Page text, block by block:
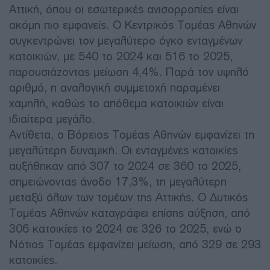
Αττική, όπου οι εσωτερικές ανισορροπίες είναι
ακόμη πιο εμφανείς. Ο Κεντρικός Τομέας Αθηνών
συγκεντρώνει τον μεγαλύτερο όγκο ενταγμένων
κατοικιών, με 540 το 2024 και 516 το 2025,
παρουσιάζοντας μείωση 4,4%. Παρά τον υψηλό
αριθμό, η αναλογική συμμετοχή παραμένει
χαμηλή, καθώς το απόθεμα κατοικιών είναι
ιδιαίτερα μεγάλο.
Αντίθετα, ο Βόρειος Τομέας Αθηνών εμφανίζει τη
μεγαλύτερη δυναμική. Οι ενταγμένες κατοικίες
αυξήθηκαν από 307 το 2024 σε 360 το 2025,
σημειώνοντας άνοδο 17,3%, τη μεγαλύτερη
μεταξύ όλων των τομέων της Αττικής. Ο Δυτικός
Τομέας Αθηνών καταγράφει επίσης αύξηση, από
306 κατοικίες το 2024 σε 326 το 2025, ενώ ο
Νότιος Τομέας εμφανίζει μείωση, από 329 σε 293
κατοικίες.